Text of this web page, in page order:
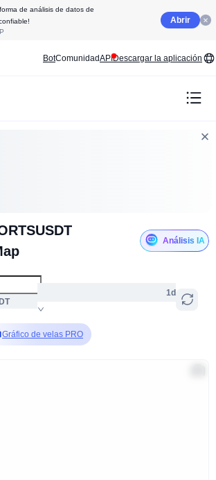
de análisis de datos de
Abrir
BotComunidadAPIDescargar la aplicación
Análisis IA
1d
Gráfico de velas PRO